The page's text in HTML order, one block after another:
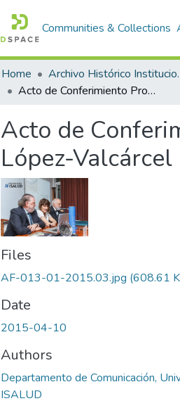
Communities & Collections
Home
Acto de Conferimiento Profesora Honoris Causa: Beatriz González López-Valcárcel
Acto de
López-Valcárcel
Files
AF-013-01-2015.03.jpg (608.61
Date
2015-04-10
Authors
Departamento de Comunicación,
ISALUD